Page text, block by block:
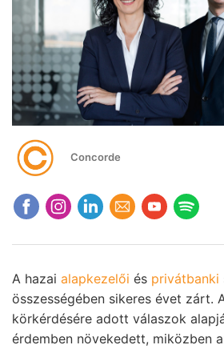
Concorde
A hazai alapkezelői és privátbanki
összességében sikeres évet zárt.
körkérdésére adott válaszok
érdemben növekedett, miközben